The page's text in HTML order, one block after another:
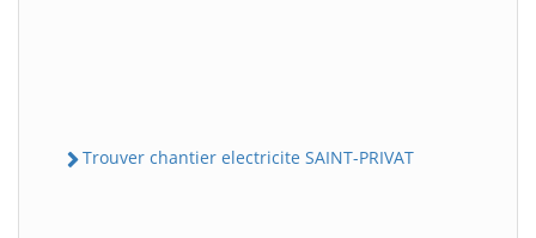
Trouver chantier electricite SAINT-PRIVAT